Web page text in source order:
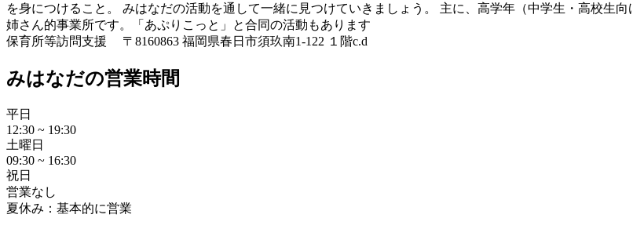
を身につけること。 みはなだの活動を通して一緒に見つけていきましょう。 主に、高学年（中学生・高校生
姉さん的事業所です。「あぷりこっと」と合同の活動もあります
保育所等訪問支援 〒8160863 福岡県春日市須玖南1-122 １階c.d
みはなだの営業時間
平日
12:30 ~ 19:30
土曜日
09:30 ~ 16:30
祝日
営業なし
夏休み：基本的に営業